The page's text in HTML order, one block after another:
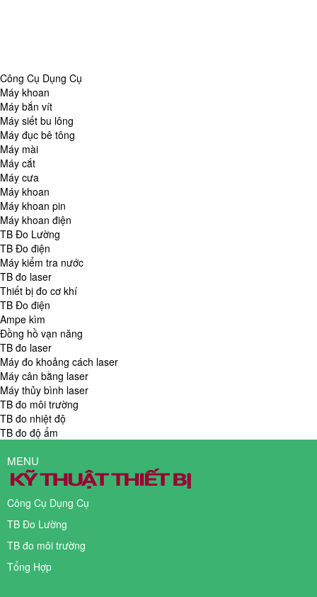
Công Cụ Dụng Cụ
Máy khoan
Máy bắn vít
Máy siết bu lông
Máy đục bê tông
Máy mài
Máy cắt
Máy cưa
Máy khoan
Máy khoan pin
Máy khoan điện
TB Đo Lường
TB Đo điện
Máy kiểm tra nước
TB đo laser
Thiết bị đo cơ khí
TB Đo điện
Ampe kìm
Đồng hồ vạn năng
TB đo laser
Máy đo khoảng cách laser
Máy cân bằng laser
Máy thủy bình laser
TB đo môi trường
TB đo nhiệt độ
TB đo độ ẩm
MENU
Công Cụ Dụng Cụ
TB Đo Lường
TB đo môi trường
Tổng Hợp